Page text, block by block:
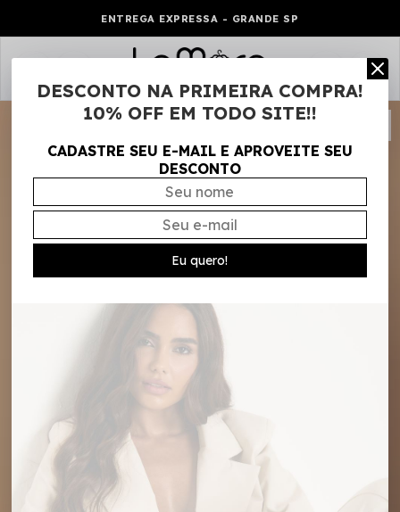
ENTREGA EXPRESSA - GRANDE SP
0
DESCONTO NA PRIMEIRA COMPRA!
10% OFF EM TODO SITE!!
CADASTRE SEU E-MAIL E APROVEITE SEU
DESCONTO
Eu quero!